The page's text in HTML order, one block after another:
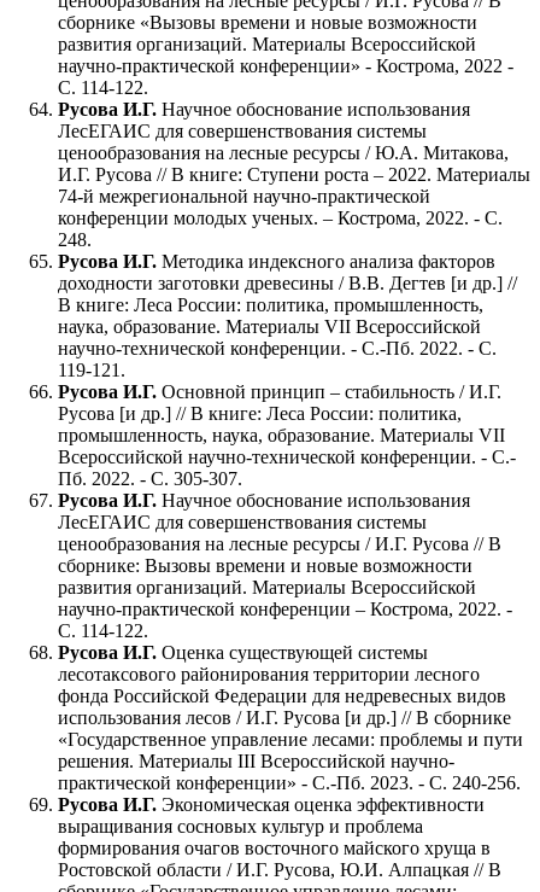
сборнике «Вызовы времени и новые возможности
развития организаций. Материалы Всероссийской
научно-практической конференции» - Кострома, 2022 -
С. 114-122.
Русова И.Г. Научное обоснование использования
ЛесЕГАИС для совершенствования системы
ценообразования на лесные ресурсы / Ю.А. Митакова,
И.Г. Русова // В книге: Ступени роста – 2022. Материалы
74-й межрегиональной научно-практической
конференции молодых ученых. – Кострома, 2022. - С.
248.
Русова И.Г. Методика индексного анализа факторов
доходности заготовки древесины / В.В. Дегтев [и др.] //
В книге: Леса России: политика, промышленность,
наука, образование. Материалы VII Всероссийской
научно-технической конференции. - С.-Пб. 2022. - С.
119-121.
Русова И.Г. Основной принцип – стабильность / И.Г.
Русова [и др.] // В книге: Леса России: политика,
промышленность, наука, образование. Материалы VII
Всероссийской научно-технической конференции. - С.-
Пб. 2022. - С. 305-307.
Русова И.Г. Научное обоснование использования
ЛесЕГАИС для совершенствования системы
ценообразования на лесные ресурсы / И.Г. Русова // В
сборнике: Вызовы времени и новые возможности
развития организаций. Материалы Всероссийской
научно-практической конференции – Кострома, 2022. -
С. 114-122.
Русова И.Г. Оценка существующей системы
лесотаксового районирования территории лесного
фонда Российской Федерации для недревесных видов
использования лесов / И.Г. Русова [и др.] // В сборнике
«Государственное управление лесами: проблемы и пути
решения. Материалы III Всероссийской научно-
практической конференции» - С.-Пб. 2023. - С. 240-256.
Русова И.Г. Экономическая оценка эффективности
выращивания сосновых культур и проблема
формирования очагов восточного майского хруща в
Ростовской области / И.Г. Русова, Ю.И. Алпацкая // В